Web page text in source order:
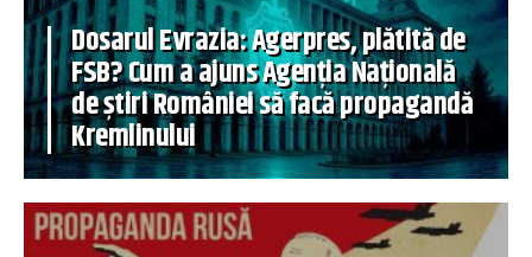
Dosarul Evrazia: Agerpres, plătită de
FSB? Cum a ajuns Agenția Națională
de știri României să facă propagandă
Kremlinului